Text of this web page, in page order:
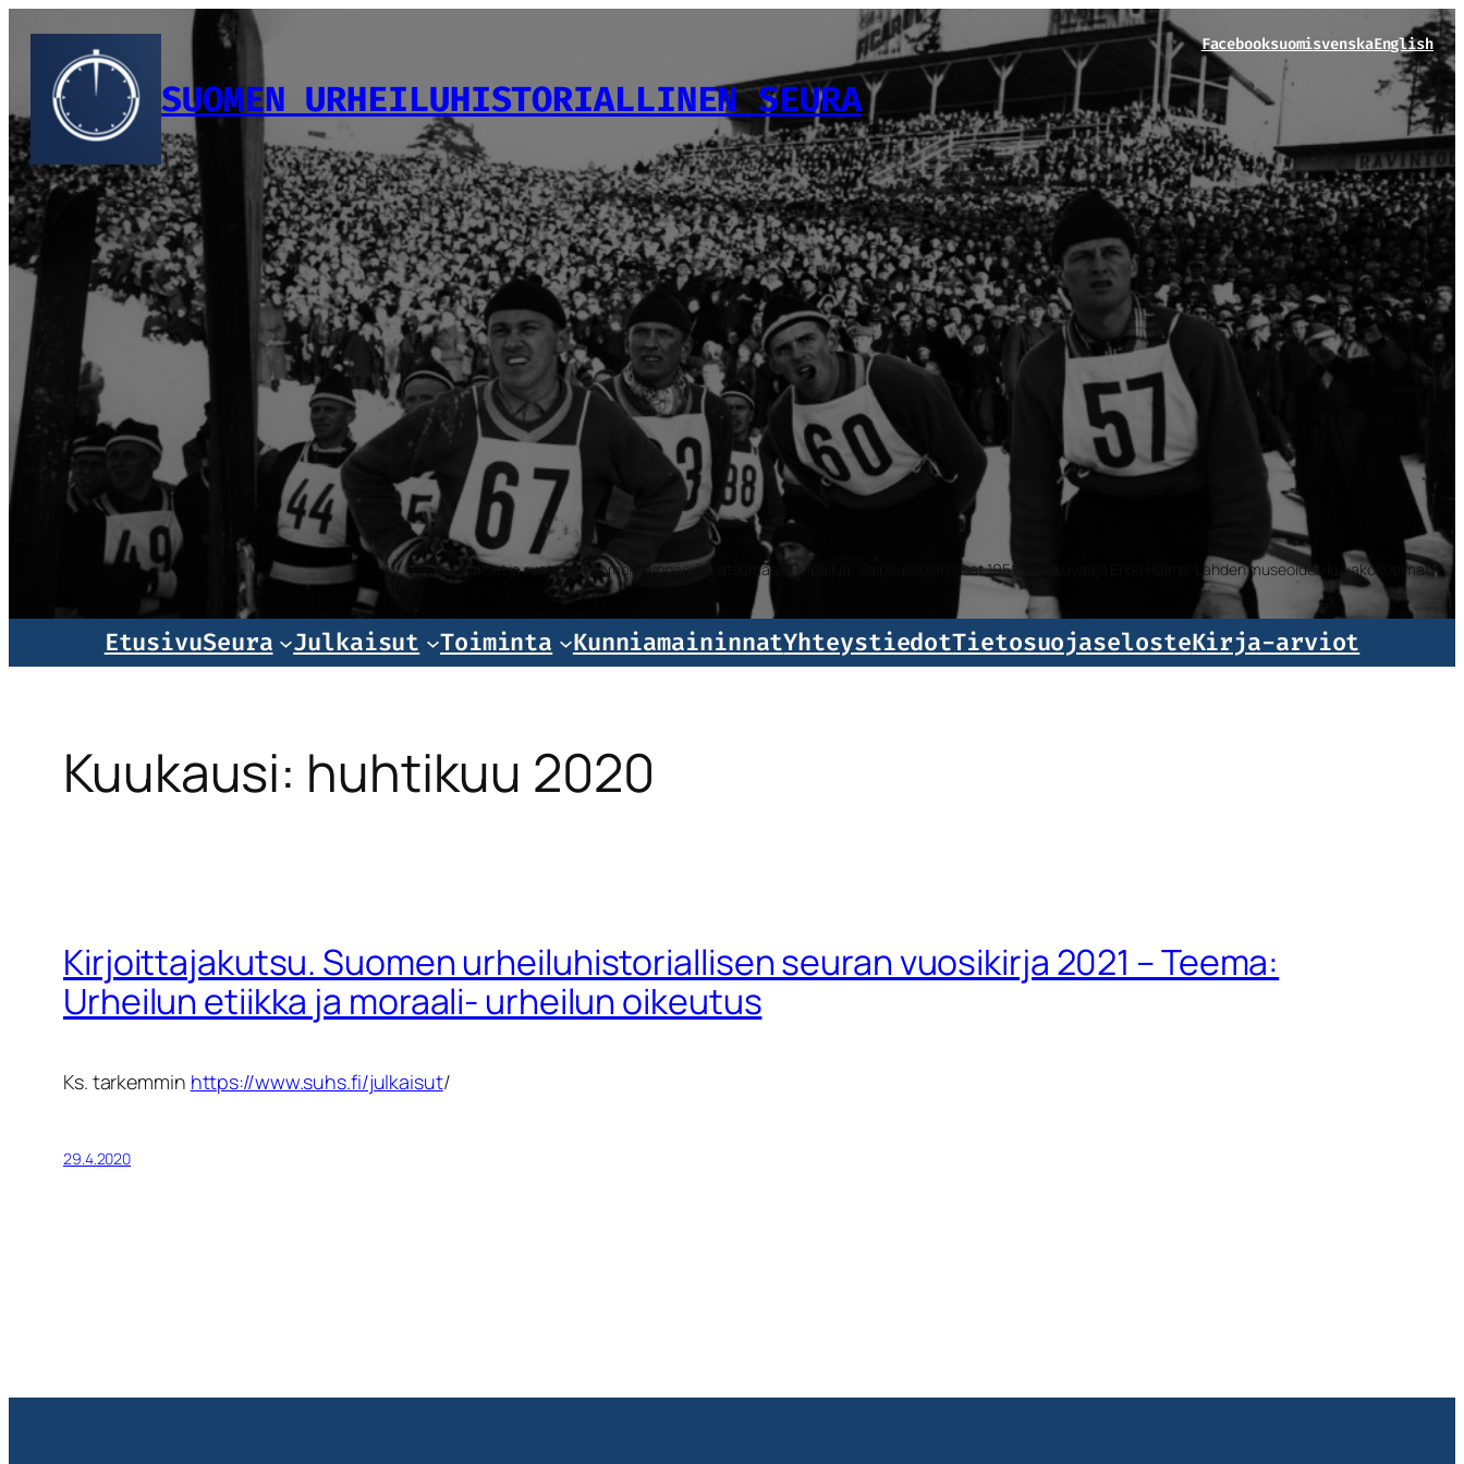
sisältöön
SUOMEN URHEILUHISTORIALLINEN SEURA
FacebooksuomisvenskaEnglish
Norjalaiset ja ruotsalaiset mäkihyppääjät katsomassa kilpailua, Salpausselän kisat 1959. Valokuvaaja Erkki Halme. Lahden museoiden kuvakokoelmat.
EtusivuSeura Julkaisut Toiminta KunniamaininnatYhteystiedotTietosuojaselosteKirja-arviot
Kuukausi: huhtikuu 2020
Kirjoittajakutsu. Suomen urheiluhistoriallisen seuran vuosikirja 2021 – Teema:
Urheilun etiikka ja moraali- urheilun oikeutus
Ks. tarkemmin https://www.suhs.fi/julkaisut/
29.4.2020